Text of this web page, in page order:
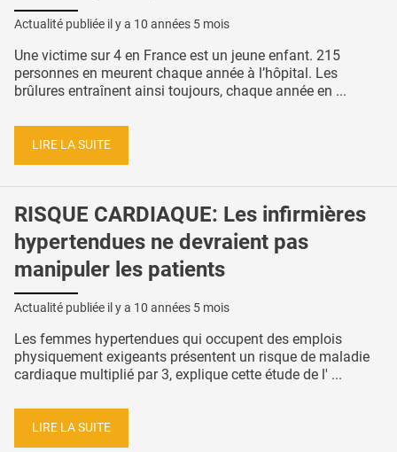
Actualité publiée il y a 10 années 5 mois
Une victime sur 4 en France est un jeune enfant. 215
personnes en meurent chaque année à l’hôpital. Les
brûlures entraînent ainsi toujours, chaque année en ...
LIRE LA SUITE
RISQUE CARDIAQUE: Les infirmières
hypertendues ne devraient pas
manipuler les patients
Actualité publiée il y a 10 années 5 mois
Les femmes hypertendues qui occupent des emplois
physiquement exigeants présentent un risque de maladie
cardiaque multiplié par 3, explique cette étude de l' ...
LIRE LA SUITE